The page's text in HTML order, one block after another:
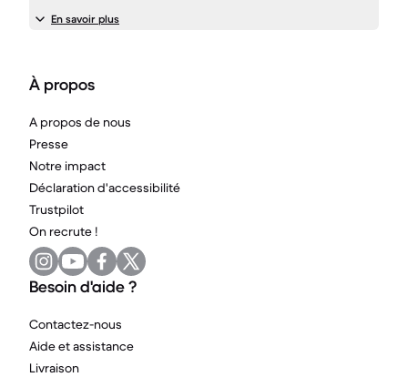
En savoir plus
À propos
A propos de nous
Presse
Notre impact
Déclaration d'accessibilité
Trustpilot
On recrute !
Besoin d'aide ?
Contactez-nous
Aide et assistance
Livraison